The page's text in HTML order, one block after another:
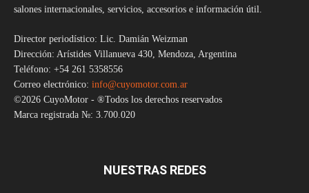
salones internacionales, servicios, accesorios e información útil.
Director periodístico: Lic. Damián Weizman
Dirección: Arístides Villanueva 430, Mendoza, Argentina
Teléfono: +54 261 5358556
Correo electrónico: info@cuyomotor.com.ar
©2026 CuyoMotor - ®Todos los derechos reservados
Marca registrada №: 3.700.020
NUESTRAS REDES